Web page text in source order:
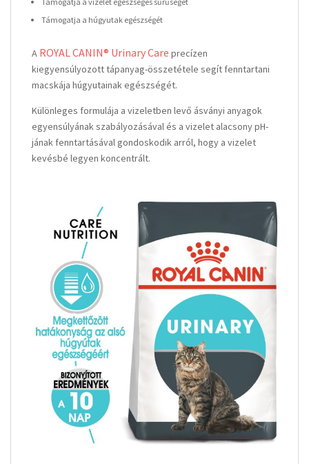
Támogatja a húgyutak egészségét
A ROYAL CANIN® Urinary Care precízen
kiegyensúlyozott tápanyag-összetétele segít fenntartani
macskája húgyutainak egészségét.
Különleges formulája a vizeletben levő ásványi anyagok
egyensúlyának szabályozásával és a vizelet alacsony pH-
jának fenntartásával gondoskodik arról, hogy a vizelet
kevésbé legyen koncentrált.